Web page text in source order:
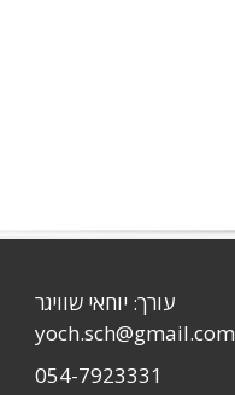
עורך: יוחאי שוויגר
yoch.sch@gmail.com
054-7923331